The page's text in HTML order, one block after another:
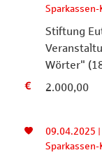
Stiftung
Wörter"
2.000,00
09.04.2025